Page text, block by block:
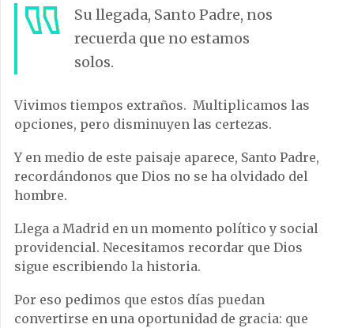
Su llegada, Santo Padre, nos
recuerda que no estamos
solos.
Vivimos tiempos extraños. Multiplicamos las
opciones, pero disminuyen las certezas.
Y en medio de este paisaje aparece, Santo Padre,
recordándonos que Dios no se ha olvidado del
hombre.
Llega a Madrid en un momento político y social
providencial. Necesitamos recordar que Dios
sigue escribiendo la historia.
Por eso pedimos que estos días puedan
convertirse en una oportunidad de gracia: que